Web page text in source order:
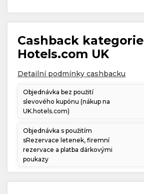
Cashback kategorie
Hotels.com UK
Detailní podmínky cashbacku
Objednávka bez použití
slevového kupónu (nákup na
UK.hotels.com)
Objednávka s použitím
sRezervace letenek, firemní
rezervace a platba dárkovými
poukazy